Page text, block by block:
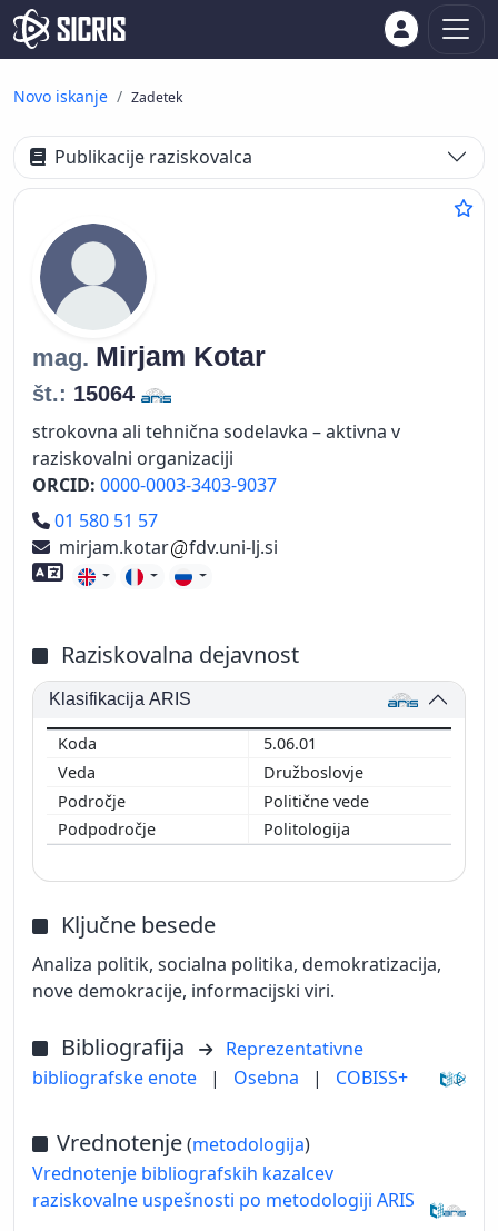
Novo iskanje Zadetek
Publikacije raziskovalca
mag. Mirjam Kotar
št.: 15064
strokovna ali tehnična sodelavka – aktivna v
raziskovalni organizaciji
ORCID: 0000-0003-3403-9037
Telefon
01 580 51 57
mirjam.kotar
fdv.uni-lj.si
Znanje tujih jezikov
Raziskovalna dejavnost
Klasifikacija ARIS
5.06.01
Družboslovje
Politične vede
Politologija
Ključne besede
Analiza politik, socialna politika, demokratizacija,
nove demokracije, informacijski viri.
Bibliografija
Reprezentativne
bibliografske enote
| Osebna | COBISS+
Vrednotenje(metodologija)
Vrednotenje bibliografskih kazalcev
raziskovalne uspešnosti po metodologiji ARIS